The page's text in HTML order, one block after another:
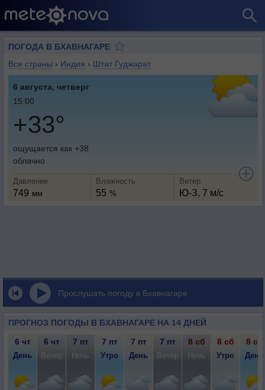
ПОГОДА В БХАВНАГАРЕ
Все страны › Индия › Штат Гуджарат
6 августа, четверг
15:00
+33°
ощущается как +38
облачно
Давление
749 мм
Влажность
55 %
Ветер
Ю-З, 7 м/с
Прослушать погоду в Бхавнагаре
ПРОГНОЗ ПОГОДЫ В БХАВНАГАРЕ НА 14 ДНЕЙ
6 чт 6 чт 7 пт 7 пт 7 пт 7 пт 8 сб 8 сб 8 сб
День Вечер Ночь Утро День Вечер Ночь Утро День